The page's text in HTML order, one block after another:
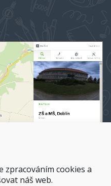
zpracováním cookies a
náš web.